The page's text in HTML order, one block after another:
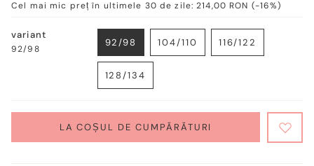
Cel mai mic preț în ultimele 30 de zile:214,00 RON (-16%)
variant
92/98
92/98
VARIANTE
AUSVERKAUFT
ODER
NICHT
104/110
VARIANTE
116/122
VARIANTE
128/134
VARIANTE
ODER
NICHT
VERFÜGBAR
LA COȘUL DE CUMPĂRĂTURI